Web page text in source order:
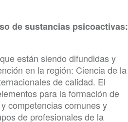
de sustancias psicoactivas:
están siendo difundidas y
en la región: Ciencia de la
de calidad. El
para la formación de
competencias comunes y
de profesionales de la